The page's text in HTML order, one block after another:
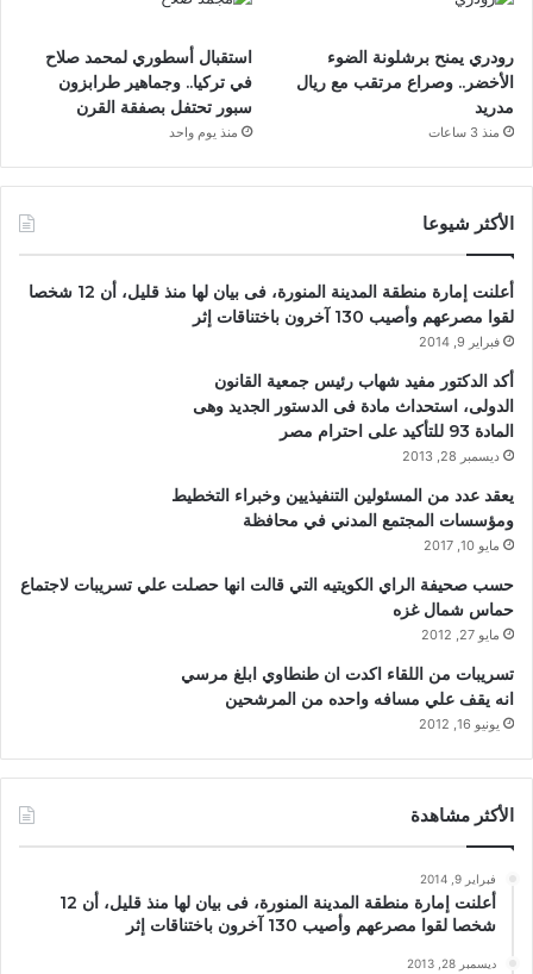
رودري يمنح برشلونة الضوء
الأخضر.. وصراع مرتقب مع ريال
مدريد
منذ 3 ساعات
استقبال أسطوري لمحمد صلاح
في تركيا.. وجماهير طرابزون
سبور تحتفل بصفقة القرن
منذ يوم واحد
الأكثر شيوعا
أعلنت إمارة منطقة المدينة المنورة، فى بيان لها منذ قليل، أن 12 شخصا
لقوا مصرعهم وأصيب 130 آخرون باختناقات إثر
فبراير 9, 2014
أكد الدكتور مفيد شهاب رئيس جمعية القانون
الدولى، استحداث مادة فى الدستور الجديد وهى
المادة 93 للتأكيد على احترام مصر
ديسمبر 28, 2013
يعقد عدد من المسئولين التنفيذيين وخبراء التخطيط
ومؤسسات المجتمع المدني في محافظة
مايو 10, 2017
حسب صحيفة الراي الكويتيه التي قالت انها حصلت علي تسريبات لاجتماع
حماس شمال غزه
مايو 27, 2012
تسريبات من اللقاء اكدت ان طنطاوي ابلغ مرسي
انه يقف علي مسافه واحده من المرشحين
يونيو 16, 2012
الأكثر مشاهدة
فبراير 9, 2014
أعلنت إمارة منطقة المدينة المنورة، فى بيان لها منذ قليل، أن 12
شخصا لقوا مصرعهم وأصيب 130 آخرون باختناقات إثر
ديسمبر 28, 2013